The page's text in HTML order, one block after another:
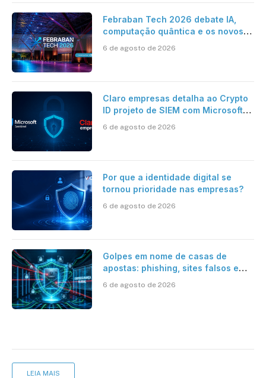
Febraban Tech 2026 debate IA,
computação quântica e os novos
6 de agosto de 2026
Claro empresas detalha ao Crypto
ID projeto de SIEM com Microsoft
automatizada
6 de agosto de 2026
Por que a identidade digital se
tornou prioridade nas empresas?
6 de agosto de 2026
Golpes em nome de casas de
apostas: phishing, sites falsos e
6 de agosto de 2026
LEIA MAIS